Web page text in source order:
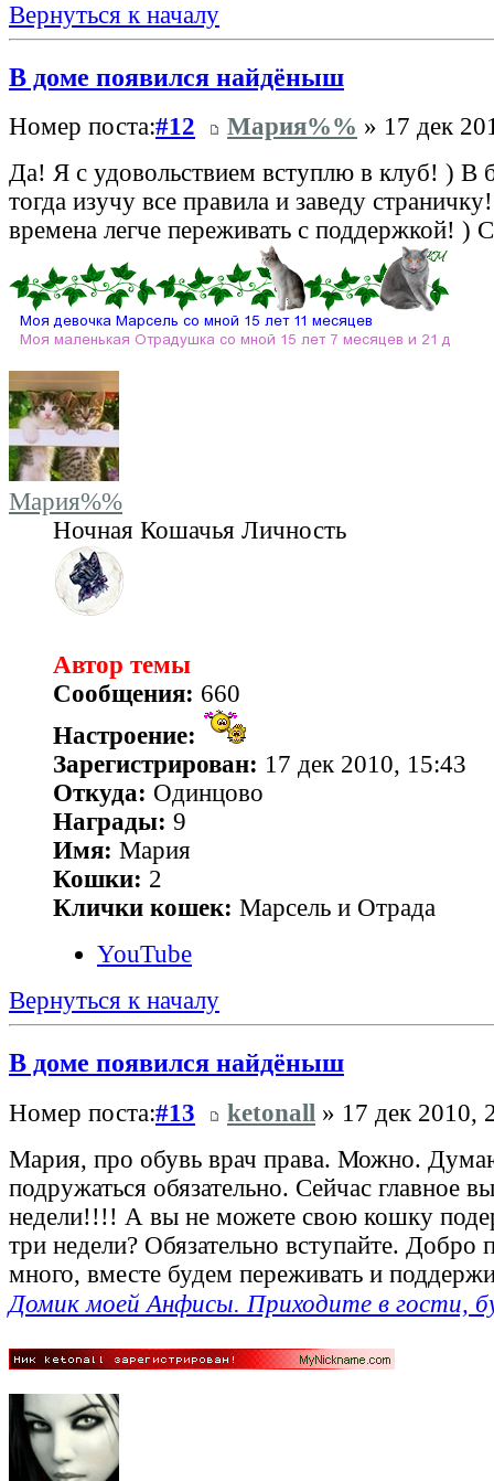
Вернуться к началу
В доме появился найдёныш
Номер поста:#12 Мария%% » 17 дек
Да! Я с удовольствием вступлю в клуб! ) В
тогда изучу все правила и заведу
времена легче переживать с поддержкой! )
Мария%%
Ночная Кошачья Личность
Автор темы
Сообщения: 660
Настроение:
Зарегистрирован: 17 дек 2010, 15:43
Откуда: Одинцово
Награды: 9
Имя: Мария
Кошки: 2
Клички кошек: Марсель и Отрада
YouTube
Вернуться к началу
В доме появился найдёныш
Номер поста:#13 ketonall » 17 дек 2010,
Мария, про обувь врач права. Можно.
подружаться обязательно. Сейчас главное
недели!!!! А вы не можете свою кошку
три недели? Обязательно вступайте. Добро
много, вместе будем переживать и
Домик моей Анфисы. Приходите в гости,